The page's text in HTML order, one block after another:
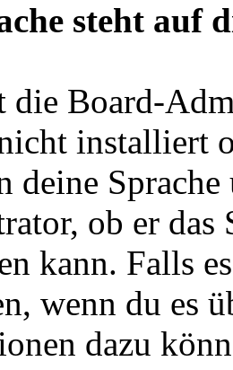
steht auf
die Board-
installiert
deine
ob er das
kann. Falls
wenn du es
dazu